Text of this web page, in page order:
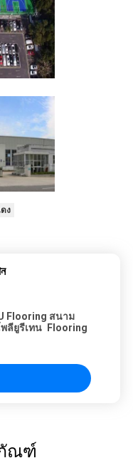
ง
Flooring สนาม
ลียูรีเทน Flooring
ณฑ์